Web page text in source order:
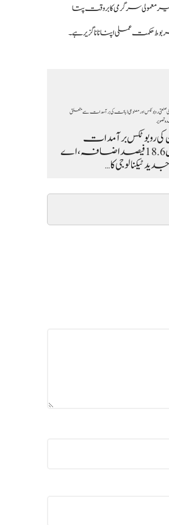
معمولی سرگرمی کا بروقت پتا
حکمت عملی اپنانا ناگزیر ہے۔
روبوٹکس برآمدات
میں 18.6 فیصد اضافہ، اے
ٹیکنالوجی کا…